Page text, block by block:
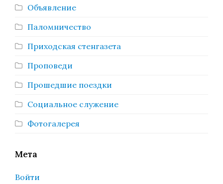
Объявление
Паломничество
Приходская стенгазета
Проповеди
Прошедшие поездки
Социальное служение
Фотогалерея
Мета
Войти